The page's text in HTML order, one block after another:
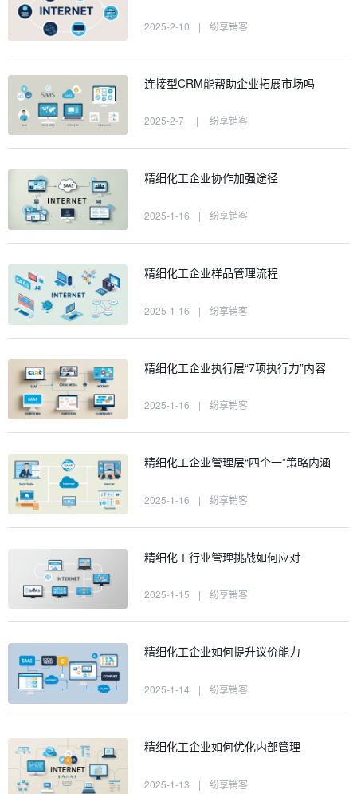
2025-2-10 | 纷享销客
连接型CRM能帮助企业拓展市场吗
2025-2-7 | 纷享销客
精细化工企业协作加强途径
2025-1-16 | 纷享销客
精细化工企业样品管理流程
2025-1-16 | 纷享销客
精细化工企业执行层“7项执行力”内容
2025-1-16 | 纷享销客
精细化工企业管理层“四个一”策略内涵
2025-1-16 | 纷享销客
精细化工行业管理挑战如何应对
2025-1-15 | 纷享销客
精细化工企业如何提升议价能力
2025-1-14 | 纷享销客
精细化工企业如何优化内部管理
2025-1-13 | 纷享销客